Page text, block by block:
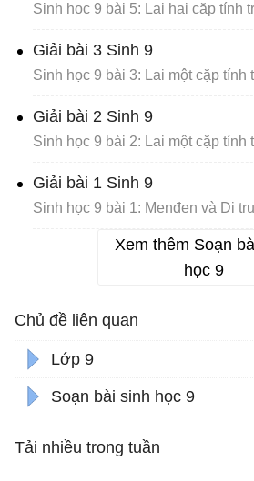
Sinh học 9 bài 5: Lai hai cặp tính
Giải bài 3 Sinh 9
Sinh học 9 bài 3: Lai một cặp tính
Giải bài 2 Sinh 9
Sinh học 9 bài 2: Lai một cặp tính
Giải bài 1 Sinh 9
Sinh học 9 bài 1: Menđen và Di
Xem thêm Soạn
học 9
Chủ đề liên quan
Lớp 9
Soạn bài sinh học 9
Tải nhiều trong tuần